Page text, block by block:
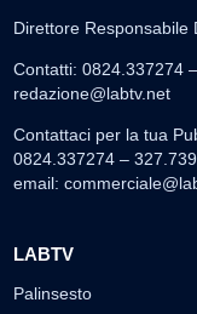
Direttore Responsabile
Contatti: 0824.337274
redazione@labtv.net
Contattaci per la tua
0824.337274 –
email:
LABTV
Palinsesto